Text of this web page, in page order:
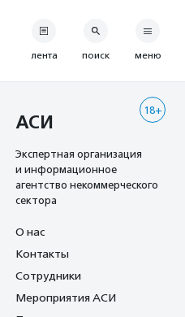
лента поиск меню
18+
АСИ
Экспертная организация
и информационное
агентство некоммерческого
сектора
О нас
Контакты
Сотрудники
Мероприятия АСИ